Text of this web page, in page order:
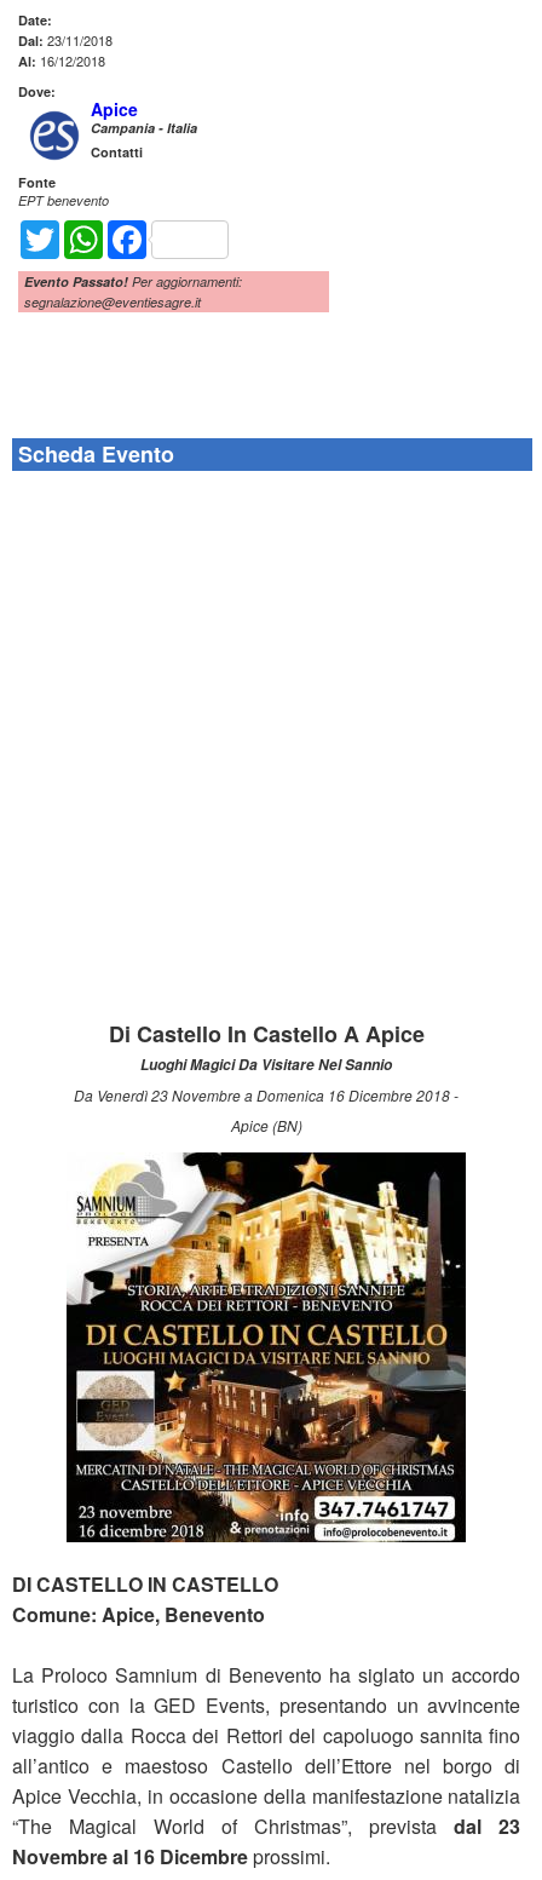
Date:
Dal: 23/11/2018
Al: 16/12/2018
Dove:
Apice
Campania - Italia
Contatti
Fonte
EPT benevento
Twitter WhatsAppFacebook
Evento Passato! Per aggiornamenti:
segnalazione@eventiesagre.it
Scheda Evento
Di Castello In Castello A Apice
Luoghi Magici Da Visitare Nel Sannio
Da Venerdì 23 Novembre a Domenica 16 Dicembre 2018 -
Apice (BN)
DI CASTELLO IN CASTELLO
Comune: Apice, Benevento
La Proloco Samnium di Benevento ha siglato un accordo
turistico con la GED Events, presentando un avvincente
viaggio dalla Rocca dei Rettori del capoluogo sannita fino
all’antico e maestoso Castello dell’Ettore nel borgo di
Apice Vecchia, in occasione della manifestazione natalizia
“The Magical World of Christmas”, previstadal 23
Novembre al 16 Dicembreprossimi.